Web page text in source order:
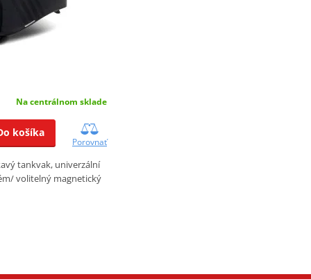
Na centrálnom sklade
košíka
Porovnať
tankvak, univerzální
volitelný magnetický